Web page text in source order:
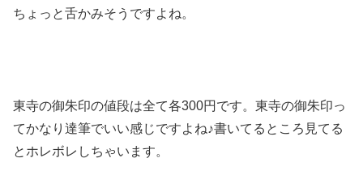
ちょっと舌かみそうですよね。
東寺の御朱印の値段は全て各300円です。東寺の御朱印っ
てかなり達筆でいい感じですよね♪書いてるところ見てる
とホレボレしちゃいます。